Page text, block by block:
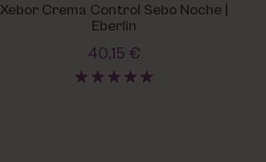
Xebor Crema Control Sebo Noche |
Eberlin
40,15 €